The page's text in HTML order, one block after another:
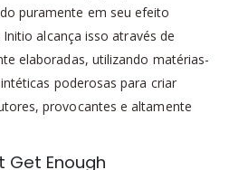
puramente em seu efeito
alcança isso através de
elaboradas, utilizando matérias-
poderosas para criar
provocantes e altamente
Get Enough